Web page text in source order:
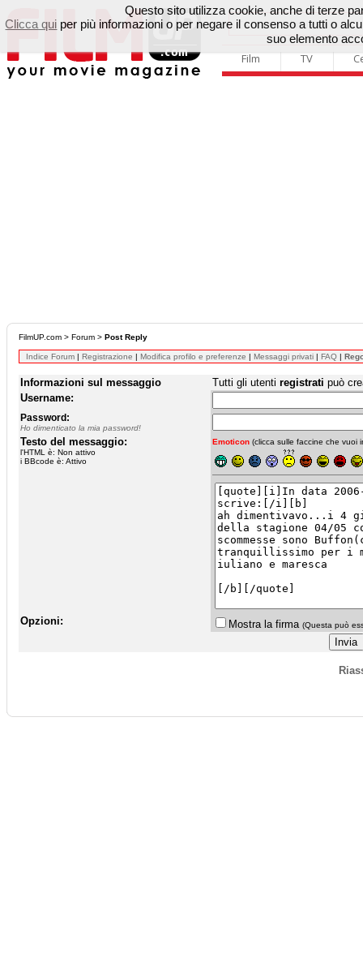
Film TV
FilmUP.com > Forum > Post Reply
Indice Forum | Registrazione | Modifica profilo e preferenze | Messaggi privati | FAQ |
Informazioni sul messaggio Tutti gli utenti registrati può
Username:
Password:
Ho dimenticato la mia password!
Testo del messaggio:
l'HTML è: Non attivo
i BBcode è: Attivo
Emoticon (clicca sulle faccine che vuoi
Opzioni: Mostra la firma (Questa può
Questo sito utilizza cookie, anche di terze
Clicca qui per più informazioni o per negare il consenso a tutti o
suo elemento